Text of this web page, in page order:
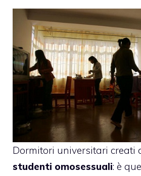
Dormitori universitari creati
studenti omosessuali: è